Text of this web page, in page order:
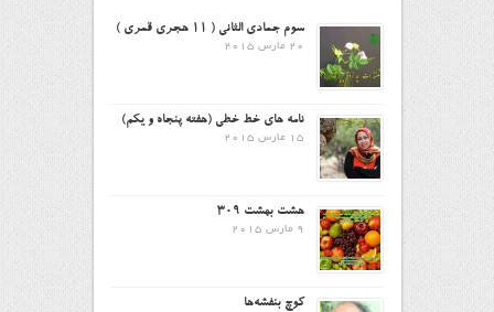
سوم جمادی الثانی ( ۱۱ هجری قمری )
20 مارس 2015
نامه های خط خطی (هفته پنجاه و یکم)
15 مارس 2015
هشت بهشت ۳۰۹
9 مارس 2015
کوچ بنفشه‌ها